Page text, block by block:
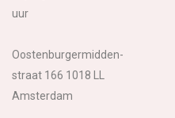
uur
Oostenburgermidden-
straat 166 1018 LL
Amsterdam